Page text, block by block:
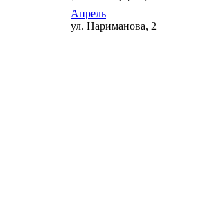
Апрель
ул. Нариманова, 2